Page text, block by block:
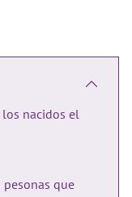
nacidos el
pesonas que